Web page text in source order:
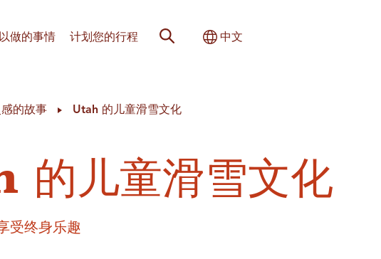
做的事情 计划您的行程 网站搜索切换国际
中文
的故事 Utah 的儿童滑雪文化
儿童滑雪文化
受终身乐趣